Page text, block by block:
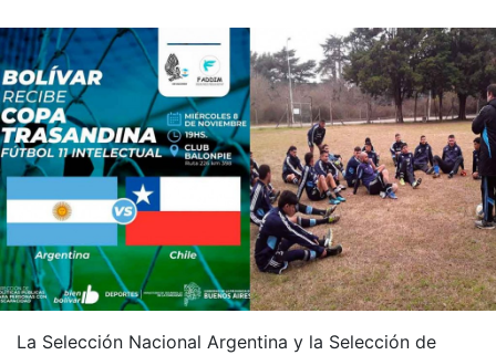
La Selección Nacional Argentina y la Selección de